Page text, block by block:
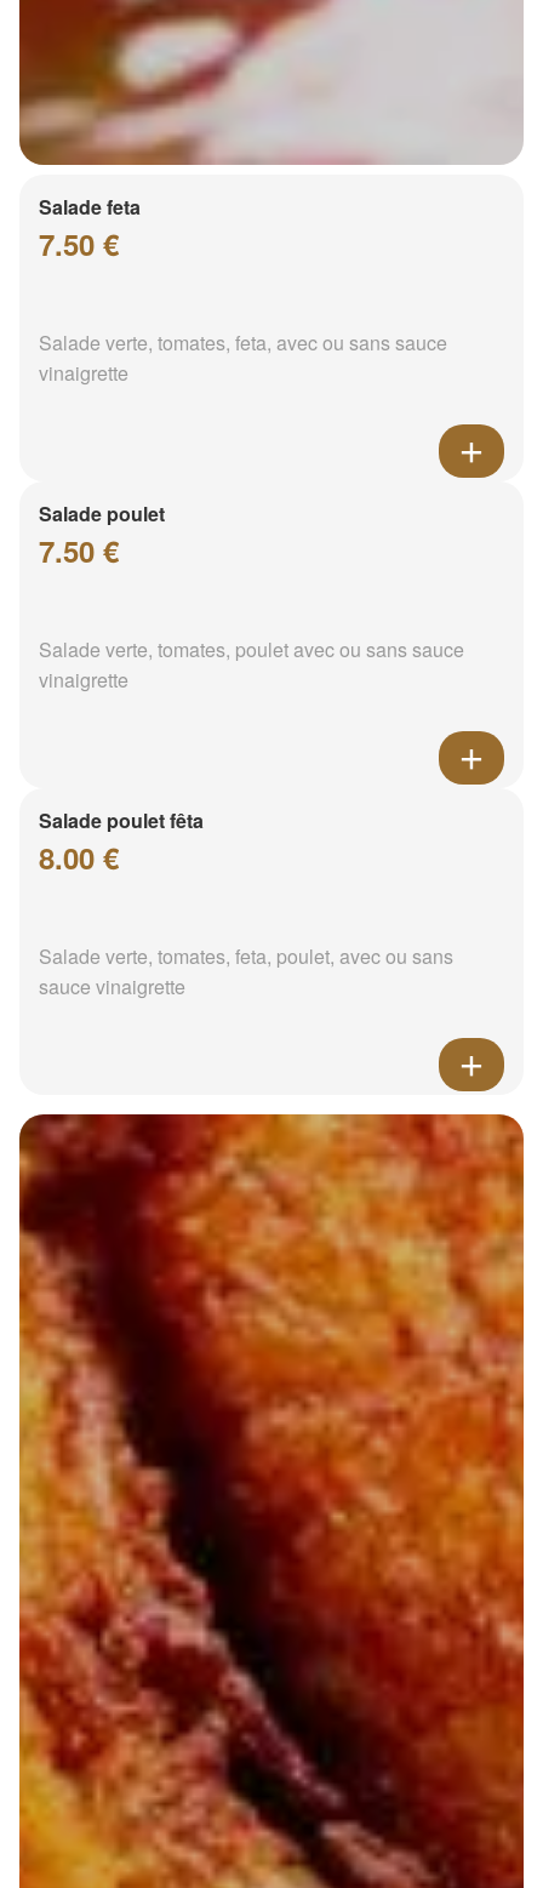
Salade feta
7.50 €
Salade verte, tomates, feta, avec ou sans sauce
vinaigrette
Salade poulet
7.50 €
Salade verte, tomates, poulet avec ou sans sauce
vinaigrette
Salade poulet fêta
8.00 €
Salade verte, tomates, feta, poulet, avec ou sans
sauce vinaigrette